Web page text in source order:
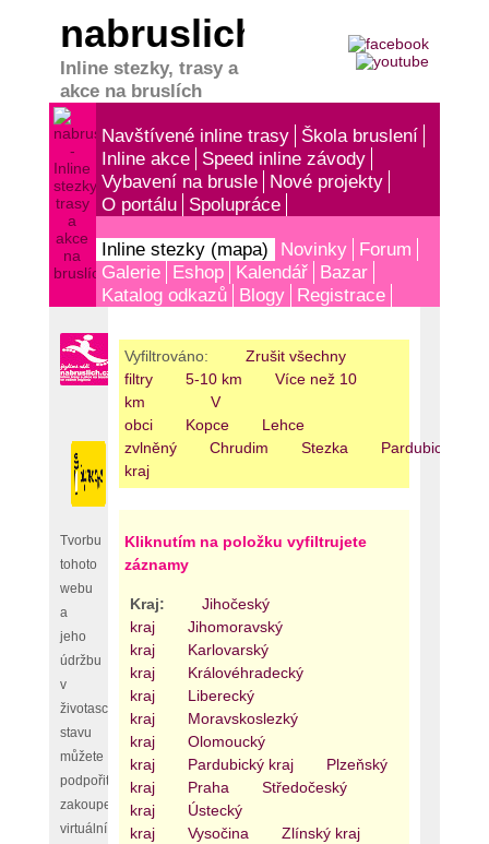
nabruslich.cz
Inline stezky, trasy a
akce na bruslích
Navštívené inline trasy
Škola bruslení
Inline akce
Speed inline závody
Vybavení na brusle
Nové projekty
O portálu
Spolupráce
Inline stezky (mapa) Novinky
Forum
Galerie
Eshop Kalendář
Bazar
Katalog odkazů
Blogy Registrace
Tvorbu
tohoto
webu
a
jeho
údržbu
v
životaschopném
stavu
můžete
podpořit
zakoupením
virtuální
Vyfiltrováno:
Zrušit všechny
filtry
5-10 km
Více než 10
km
V
obci
Kopce
Lehce
zvlněný
Chrudim Stezka
Pardubický
kraj
Kliknutím na položku vyfiltrujete
záznamy
Kraj:
Jihočeský
kraj
Jihomoravský
kraj
Karlovarský
kraj
Královéhradecký
kraj
Liberecký
kraj
Moravskoslezký
kraj
Olomoucký
kraj
Pardubický kraj
Plzeňský
kraj
Praha
Středočeský
kraj
Ústecký
kraj
Vysočina
Zlínský kraj